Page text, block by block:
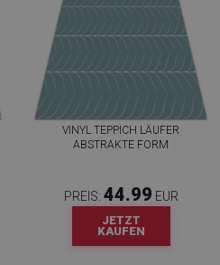
VINYL TEPPICH LÄUFER
ABSTRAKTE FORM
PREIS: 44.99 EUR
JETZT
KAUFEN